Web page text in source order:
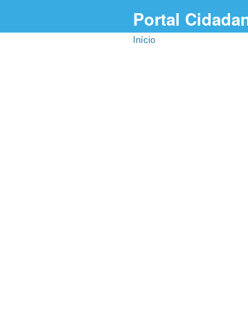
Portal
Início